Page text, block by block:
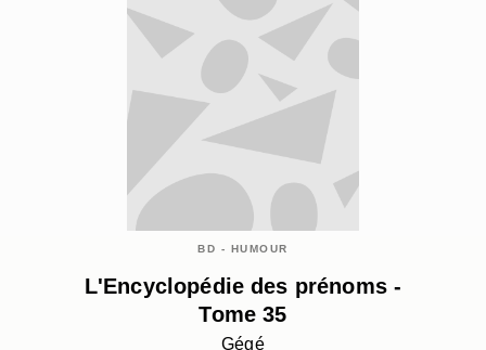
BD - HUMOUR
L'Encyclopédie des prénoms -
Tome 35
Gégé